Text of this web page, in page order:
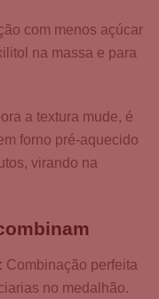
com menos açúcar
na massa e para
a textura mude, é
forno pré-aquecido
virando na
Combinação perfeita
no medalhão.